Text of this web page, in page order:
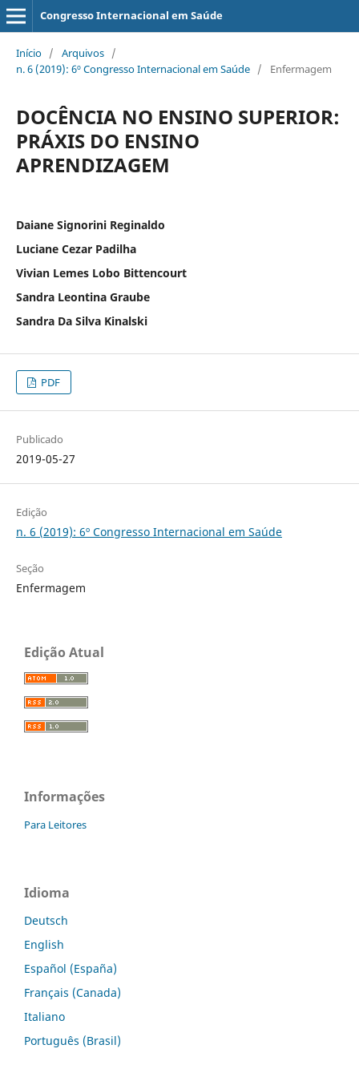
Congresso Internacional em Saúde
Início / Arquivos /
n. 6 (2019): 6º Congresso Internacional em Saúde / Enfermagem
DOCÊNCIA NO ENSINO SUPERIOR:
PRÁXIS DO ENSINO
APRENDIZAGEM
Daiane Signorini Reginaldo
Luciane Cezar Padilha
Vivian Lemes Lobo Bittencourt
Sandra Leontina Graube
Sandra Da Silva Kinalski
PDF
Publicado
2019-05-27
Edição
n. 6 (2019): 6º Congresso Internacional em Saúde
Seção
Enfermagem
Edição Atual
Informações
Para Leitores
Idioma
Deutsch
English
Español (España)
Français (Canada)
Italiano
Português (Brasil)